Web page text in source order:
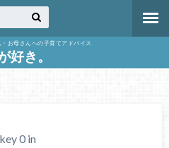
お母さんへの子育てアドバイス
好き。
0 in